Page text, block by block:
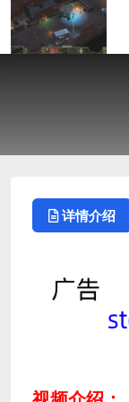
详情介绍